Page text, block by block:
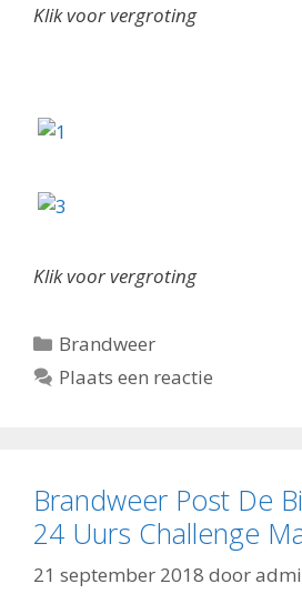
Klik voor vergroting
Klik voor vergroting
Categorieën
Brandweer
Plaats een reactie
Brandweer Post De
24 Uurs Challenge
21 september 2018 door